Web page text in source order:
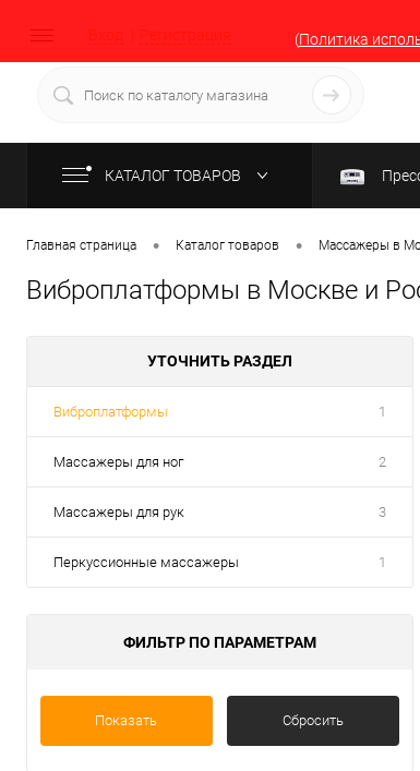
(Политика
Вход Регистрация
КАТАЛОГ ТОВАРОВ
Главная страница • Каталог товаров • Массажеры в
Виброплатформы в Москве и
УТОЧНИТЬ РАЗДЕЛ
Виброплатформы 1
Массажеры для ног 2
Массажеры для рук 3
Перкуссионные массажеры 1
ФИЛЬТР ПО ПАРАМЕТРАМ
Показать Сбросить